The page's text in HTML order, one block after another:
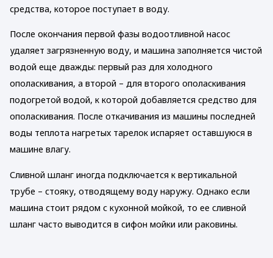
средства, которое поступает в воду.
После окончания первой фазы водоотливной насос
удаляет загрязненную воду, и машина заполняется чистой
водой еще дважды: первый раз для холодного
ополаскивания, а второй – для второго ополаскивания
подогретой водой, к которой добавляется средство для
ополаскивания. После откачивания из машины последней
воды теплота нагретых тарелок испаряет оставшуюся в
машине влагу.
Сливной шланг иногда подключается к вертикальной
трубе – стояку, отводящему воду наружу. Однако если
машина стоит рядом с кухонной мойкой, то ее сливной
шланг часто выводится в сифон мойки или раковины.